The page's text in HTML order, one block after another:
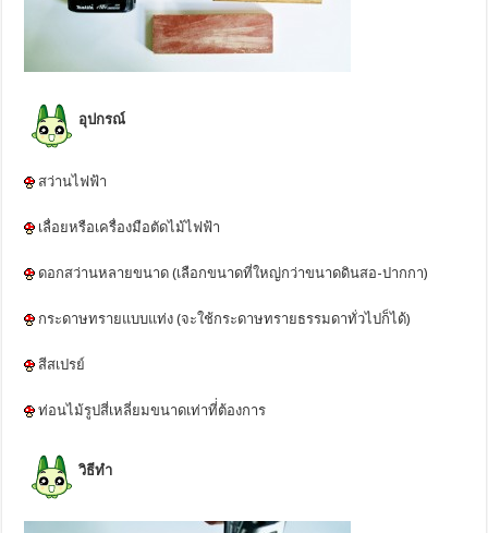
อุปกรณ์
สว่านไฟฟ้า
เลื่อยหรือเครื่องมือตัดไม้ไฟฟ้า
ดอกสว่านหลายขนาด (เลือกขนาดที่ใหญ่กว่าขนาดดินสอ-ปากกา)
กระดาษทรายแบบแท่ง (จะใช้กระดาษทรายธรรมดาทั่วไปก็ได้)
สีสเปรย์
ท่อนไม้รูปสี่เหลี่ยมขนาดเท่าที่่ต้องการ
วิธีทำ